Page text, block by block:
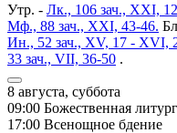
Утр. - Лк., 106 зач., XXI,
Мф., 88 зач., XXI, 43-46.
Ин., 52 зач., XV, 17 - XVI,
33 зач., VII, 36-50 .
8 августа, суббота
09:00 Божественная
17:00 Всенощное бдение